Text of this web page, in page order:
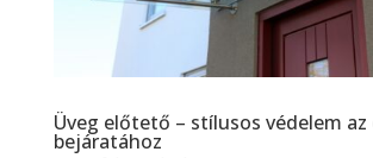
Üveg előtető – stílusos védelem
bejáratához